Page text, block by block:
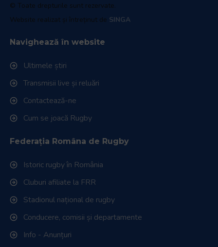
© Toate drepturile sunt rezervate.
Website realizat și întreținut de SINGA
Navighează în website
Ultimele știri
Transmisii live și reluări
Contactează-ne
Cum se joacă Rugby
Federația Româna de Rugby
Istoric rugby în România
Cluburi afiliate la FRR
Stadionul național de rugby
Conducere, comisii și departamente
Info - Anunțuri